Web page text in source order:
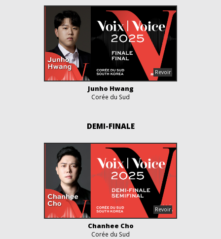
Junho Hwang
Corée du Sud
DEMI-FINALE
Chanhee Cho
Corée du Sud